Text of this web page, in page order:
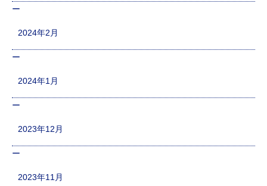
2024年2月
2024年1月
2023年12月
2023年11月